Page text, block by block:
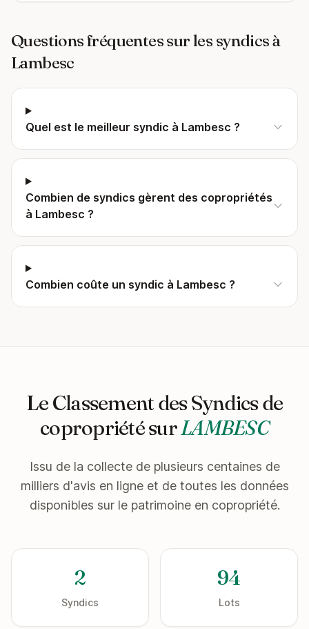
Questions fréquentes sur les syndics à
Lambesc
Quel est le meilleur syndic à Lambesc ?
Combien de syndics gèrent des copropriétés
à Lambesc ?
Combien coûte un syndic à Lambesc ?
Le Classement des Syndics de
copropriété surLAMBESC
Issu de la collecte de plusieurs centaines de
milliers d'avis en ligne et de toutes les données
disponibles sur le patrimoine en copropriété.
2
Syndics
94
Lots